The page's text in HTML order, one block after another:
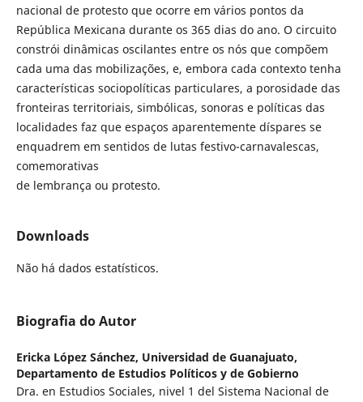
nacional de protesto que ocorre em vários pontos da
República Mexicana durante os 365 dias do ano. O circuito
constrói dinâmicas oscilantes entre os nós que compõem
cada uma das mobilizações, e, embora cada contexto tenha
características sociopolíticas particulares, a porosidade das
fronteiras territoriais, simbólicas, sonoras e políticas das
localidades faz que espaços aparentemente díspares se
enquadrem em sentidos de lutas festivo-carnavalescas,
comemorativas
de lembrança ou protesto.
Downloads
Não há dados estatísticos.
Biografia do Autor
Ericka López Sánchez, Universidad de Guanajuato,
Departamento de Estudios Políticos y de Gobierno
Dra. en Estudios Sociales, nivel 1 del Sistema Nacional de